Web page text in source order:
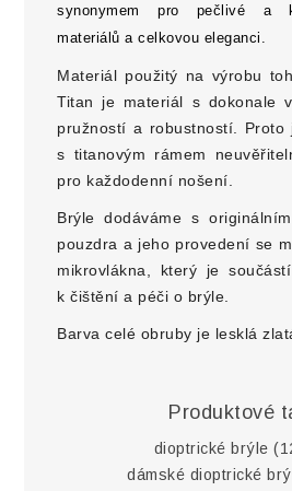
synonymem pro pečlivé a
materiálů a celkovou eleganci.
Materiál použitý na výrobu
Titan je materiál s dokonale
pružností a robustností. Proto
s titanovým rámem
pro každodenní nošení.
Brýle dodáváme s
pouzdra a jeho provedení se
mikrovlákna, který je
k čištění a péči o brýle.
Barva celé obruby je lesklá
Produktové
dioptrické brýle
dámské dioptrické